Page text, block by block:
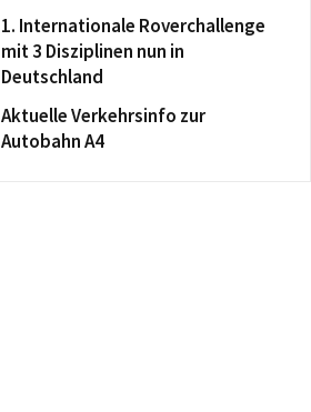
1. Internationale Roverchallenge
mit 3 Disziplinen nun in
Deutschland
Aktuelle Verkehrsinfo zur
Autobahn A4